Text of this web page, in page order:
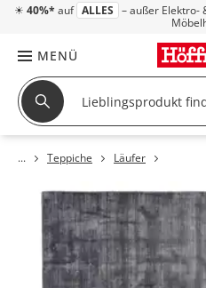
☀ 40%* auf ALLES – außer Elektro-
MENÜ
Teppiche Läufer